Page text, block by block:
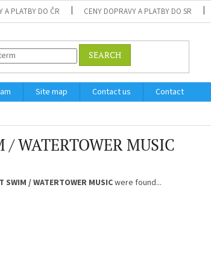
A PLATBY DO ČR CENY DOPRAVY A PLATBY DO SR
SEARCH
Site map Contact us
Contact
/ WATERTOWER MUSIC
SWIM / WATERTOWER MUSICwere found...